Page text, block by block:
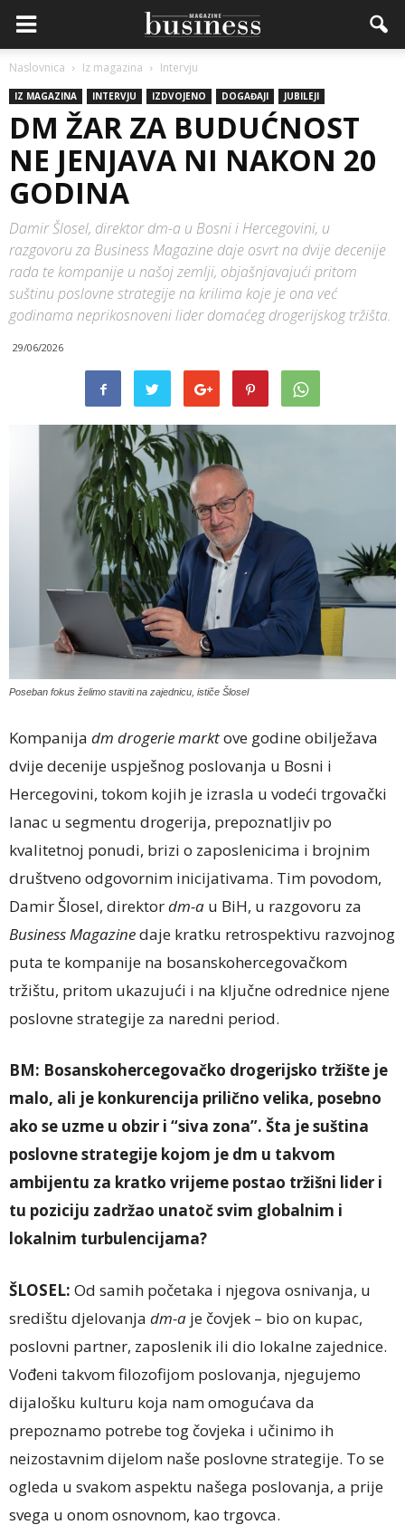
Naslovnica Iz magazina Intervju
IZ MAGAZINA INTERVJU IZDVOJENO DOGAĐAJI JUBILEJI
DM ŽAR ZA BUDUĆNOST
NE JENJAVA NI NAKON 20
GODINA
Damir Šlosel, direktor dm-a u Bosni i Hercegovini, u
razgovoru za Business Magazine daje osvrt na dvije decenije
rada te kompanije u našoj zemlji, objašnjavajući pritom
suštinu poslovne strategije na krilima koje je ona već
godinama neprikosnoveni lider domaćeg drogerijskog tržišta.
29/06/2026
Poseban fokus želimo staviti na zajednicu, ističe Šlosel
Kompanija dm drogerie marktove godine obilježava
dvije decenije uspješnog poslovanja u Bosni i
Hercegovini, tokom kojih je izrasla u vodeći trgovački
lanac u segmentu drogerija, prepoznatljiv po
kvalitetnoj ponudi, brizi o zaposlenicima i brojnim
društveno odgovornim inicijativama. Tim povodom,
Damir Šlosel, direktordm-a u BiH, u razgovoru za
Business Magazinedaje kratku retrospektivu razvojnog
puta te kompanije na bosanskohercegovačkom
tržištu, pritom ukazujući i na ključne odrednice njene
poslovne strategije za naredni period.
BM: Bosanskohercegovačko drogerijsko tržište je
malo, ali je konkurencija prilično velika, posebno
ako se uzme u obzir i “siva zona”. Šta je suština
poslovne strategije kojom je dm u takvom
ambijentu za kratko vrijeme postao tržišni lider i
tu poziciju zadržao unatoč svim globalnim i
lokalnim turbulencijama?
ŠLOSEL: Od samih početaka i njegova osnivanja, u
središtu djelovanja dm-a je čovjek – bio on kupac,
poslovni partner, zaposlenik ili dio lokalne zajednice.
Vođeni takvom filozofijom poslovanja, njegujemo
dijalošku kulturu koja nam omogućava da
prepoznamo potrebe tog čovjeka i učinimo ih
neizostavnim dijelom naše poslovne strategije. To se
ogleda u svakom aspektu našega poslovanja, a prije
svega u onom osnovnom, kao trgovca.